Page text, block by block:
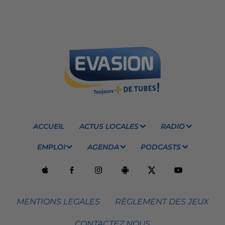
ACCUEIL ACTUS LOCALES RADIO
EMPLOI AGENDA PODCASTS
MENTIONS LEGALES RÈGLEMENT DES JEUX